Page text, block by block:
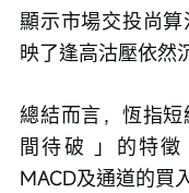
顯示市場交投尚
映了逢高沽壓依然
總結而言，恆指
間待破 」的特
MACD及通道的買